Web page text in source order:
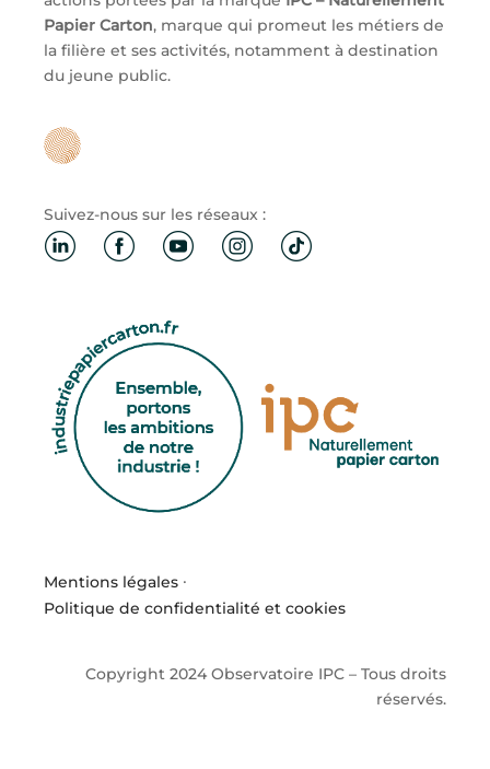
Papier Carton, marque qui promeut les métiers de
la filière et ses activités, notamment à destination
du jeune public.
Suivez-nous sur les réseaux :
Mentions légales ·
Politique de confidentialité et cookies
Copyright 2024 Observatoire IPC – Tous droits
réservés.